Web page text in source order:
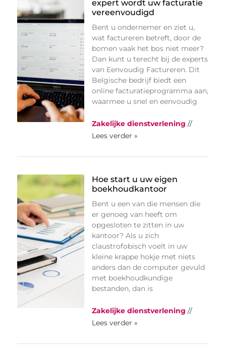
expert wordt uw facturatie
vereenvoudigd
Bent u ondernemer en ziet u,
wat factureren betreft, door de
bomen vaak het bos niet meer?
Dan kunt u terecht bij de experts
van Eenvoudig Factureren. Dit
Belgische bedrijf biedt een
online facturatieprogramma aan,
waarmee u snel en eenvoudig
Zakelijke dienstverlening //
Lees verder »
Hoe start u uw eigen
boekhoudkantoor
Bent u een van die mensen die
er genoeg van heeft om
opgesloten te zitten in uw
kantoor? Als u zich
claustrofobisch voelt in uw
kleine krappe hokje met niets
anders dan de computer gevuld
met boekhoudkundige
bestanden, dan is
Zakelijke dienstverlening //
Lees verder »